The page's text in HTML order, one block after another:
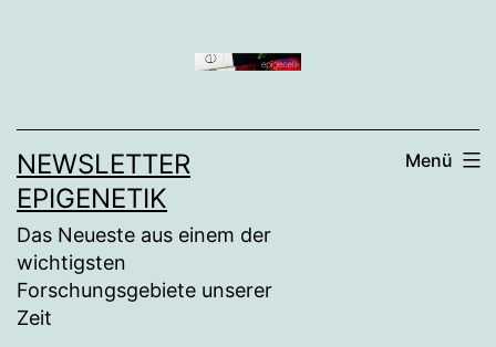
NEWSLETTER
EPIGENETIK
Das Neueste aus einem der
wichtigsten
Forschungsgebiete unserer
Zeit
Menü